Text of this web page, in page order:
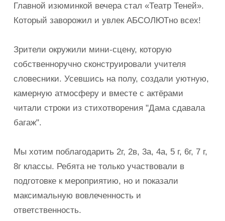
Главной изюминкой вечера стал «Театр Теней».
Который заворожил и увлек АБСОЛЮТно всех!
Зрители окружили мини-сцену, которую
собственноручно сконструировали учителя
словесники. Усевшись на полу, создали уютную,
камерную атмосферу и вместе с актёрами
читали строки из стихотворения "Дама сдавала
багаж".
Мы хотим поблагодарить 2г, 2в, 3а, 4а, 5 г, 6г, 7 г,
8г классы. Ребята не только участвовали в
подготовке к мероприятию, но и показали
максимальную вовлеченность и
ответственность.